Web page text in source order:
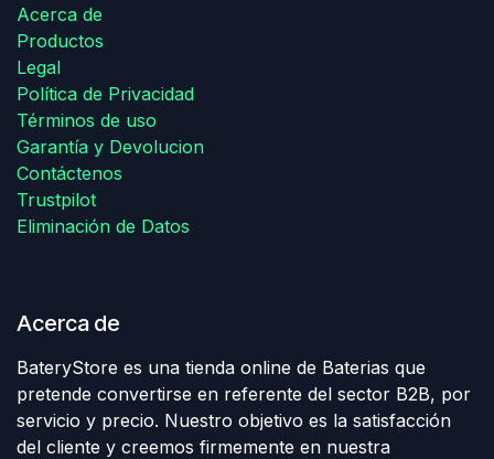
Acerca de
Productos
Legal
Política de Privacidad
Términos de uso
Garantía y Devolucion
Contáctenos
Trustpilot
Eliminación de Datos
Acerca de
BateryStore es una tienda online de Baterias que
pretende convertirse en referente del sector B2B, por
servicio y precio. Nuestro objetivo es la satisfacción
del cliente y creemos firmemente en nuestra